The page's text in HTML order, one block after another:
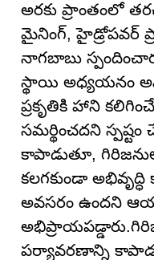
అరకు ప్రాంతంలో
మైనింగ్, హైడ్రోపవర్
నాగబాబు
స్థాయి అధ్యయనం
ప్రకృతికి హాని
సమర్థించదని స్పష్టం
కాపాడుతూ,
కలగకుండా
అవసరం ఉందని
పర్యావరణాన్ని